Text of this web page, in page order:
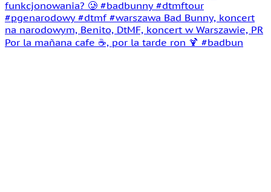
Por la mañana cafe ☕️, por la tarde ron 🍹 #badbun